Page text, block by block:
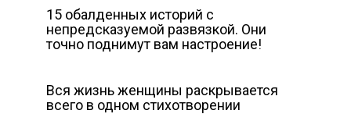
15 обалденных историй с
непредсказуемой развязкой. Они
точно поднимут вам настроение!
Вся жизнь женщины раскрывается
всего в одном стихотворении